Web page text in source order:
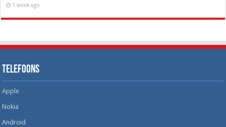
1 week ago
Telefoons
Apple
Nokia
Android